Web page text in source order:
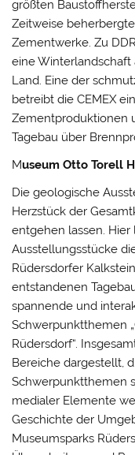
größten
Zeitweise
Zementwerke. Zu
eine Winterlandschaft
Land. Eine der
betreibt die CEMEX
Zementproduktionen
Tagebau über
Museum Otto Torell
Die geologische
Herzstück der
entgehen lassen. Hier
Ausstellungsstücke
Rüdersdorfer
entstandenen
spannende und
Schwerpunktthemen
Rüdersdorf“.
Bereiche dargestellt,
Schwerpunktthemen
medialer Elemente
Geschichte der
Museumsparks